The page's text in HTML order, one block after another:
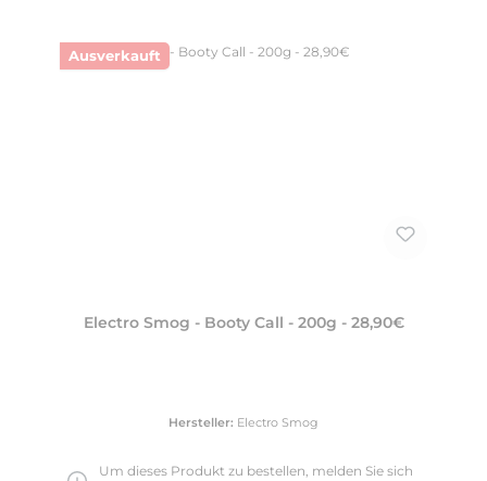
Ausverkauft
Electro Smog - Booty Call - 200g - 28,90€
Hersteller: Electro Smog
Um dieses Produkt zu bestellen, melden Sie sich